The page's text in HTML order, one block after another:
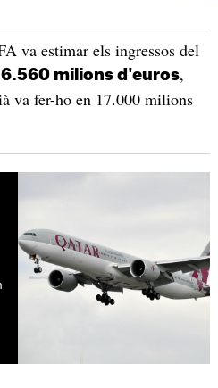
va estimar els ingressos del
6.560 milions d'euros,
va fer-ho en 17.000 milions